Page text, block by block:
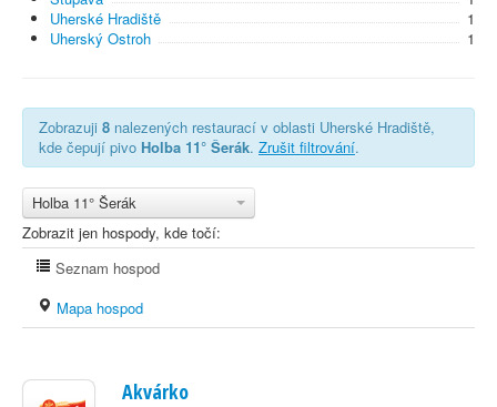
Uherské Hradiště
1
Uherský Ostroh
1
Zobrazuji 8 nalezených restaurací v oblasti Uherské Hradiště,
kde čepují pivo Holba 11° Šerák. Zrušit filtrování.
Holba 11° Šerák
Zobrazit jen hospody, kde točí:
Seznam hospod
Mapa hospod
Akvárko